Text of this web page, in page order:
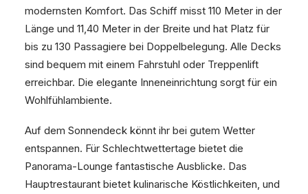
modernsten Komfort. Das Schiff misst 110 Meter in der
Länge und 11,40 Meter in der Breite und hat Platz für
bis zu 130 Passagiere bei Doppelbelegung. Alle Decks
sind bequem mit einem Fahrstuhl oder Treppenlift
erreichbar. Die elegante Inneneinrichtung sorgt für ein
Wohlfühlambiente.
Auf dem Sonnendeck könnt ihr bei gutem Wetter
entspannen. Für Schlechtwettertage bietet die
Panorama-Lounge fantastische Ausblicke. Das
Hauptrestaurant bietet kulinarische Köstlichkeiten, und